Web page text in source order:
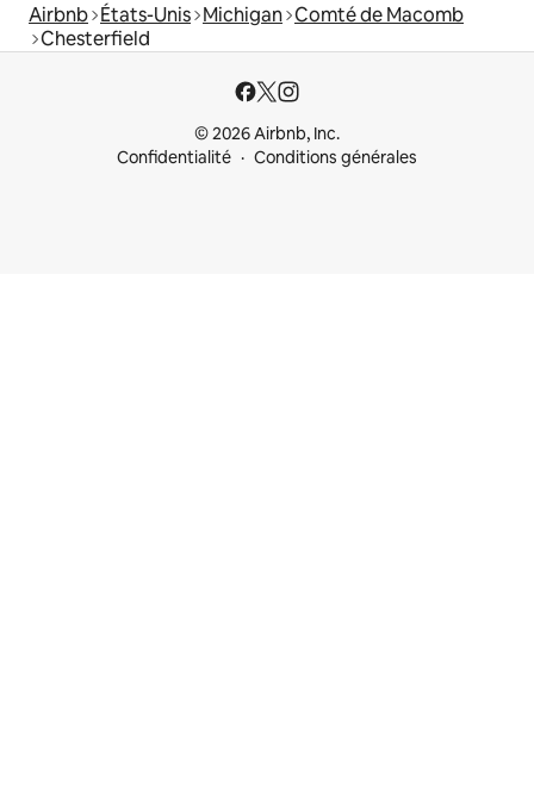
Airbnb États-Unis Michigan Comté de Macomb
Chesterfield
© 2026 Airbnb, Inc.
Confidentialité
Conditions générales